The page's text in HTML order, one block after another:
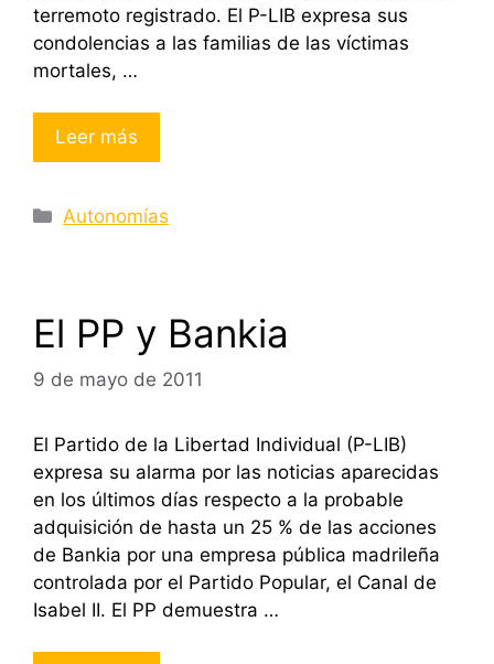
terremoto registrado. El P-LIB expresa sus
condolencias a las familias de las víctimas
mortales, …
Leer más
Categorías
Autonomías
El PP y Bankia
9 de mayo de 2011
El Partido de la Libertad Individual (P-LIB)
expresa su alarma por las noticias aparecidas
en los últimos días respecto a la probable
adquisición de hasta un 25 % de las acciones
de Bankia por una empresa pública madrileña
controlada por el Partido Popular, el Canal de
Isabel II. El PP demuestra …